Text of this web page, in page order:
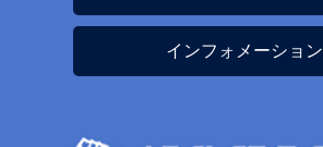
インフォメーション